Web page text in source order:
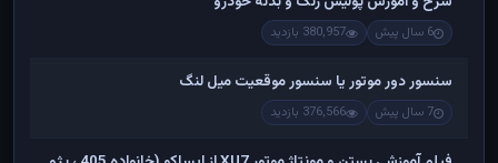
6 سال پیش 380,957 بازدید
سنسور دور موتور یا سنسور موقعیت میل لنگ
7 سال پیش 376,566 بازدید